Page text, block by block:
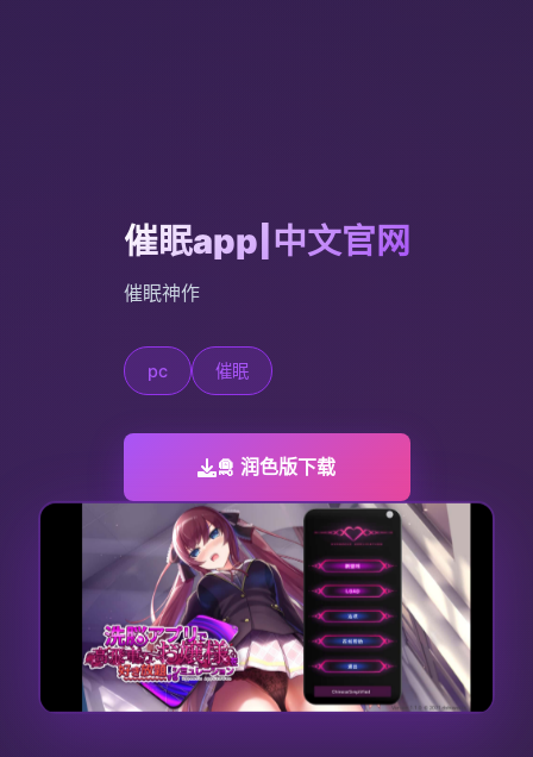
催眠app|中文官网
催眠神作
pc 催眠
🛅 润色版下载